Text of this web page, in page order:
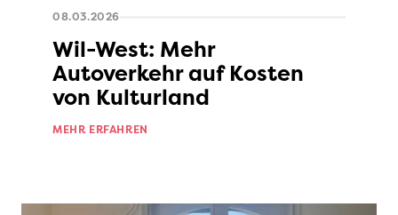
08.03.2026
Wil-West: Mehr
Autoverkehr auf Kosten
von Kulturland
MEHR ERFAHREN